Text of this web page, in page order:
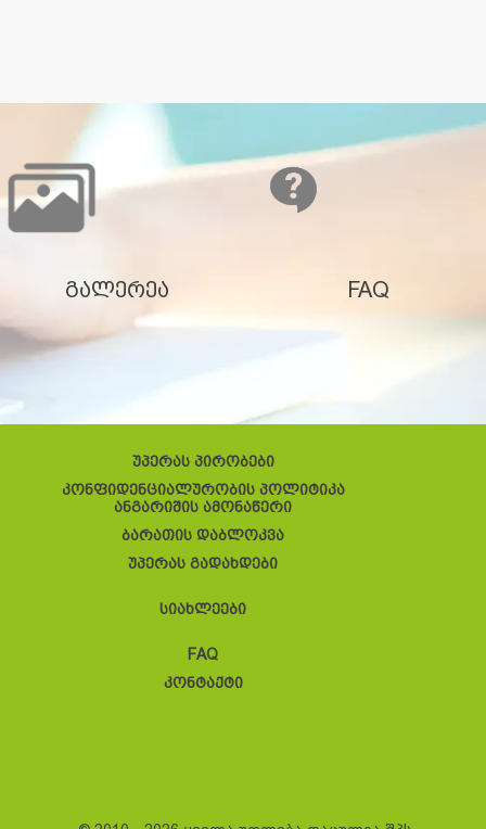
გალერეა FAQ
უპერას პირობები
კონფიდენციალურობის პოლიტიკა
ანგარიშის ამონაწერი
ბარათის დაბლოკვა
უპერას გადახდები
სიახლეები
FAQ
კონტაქტი